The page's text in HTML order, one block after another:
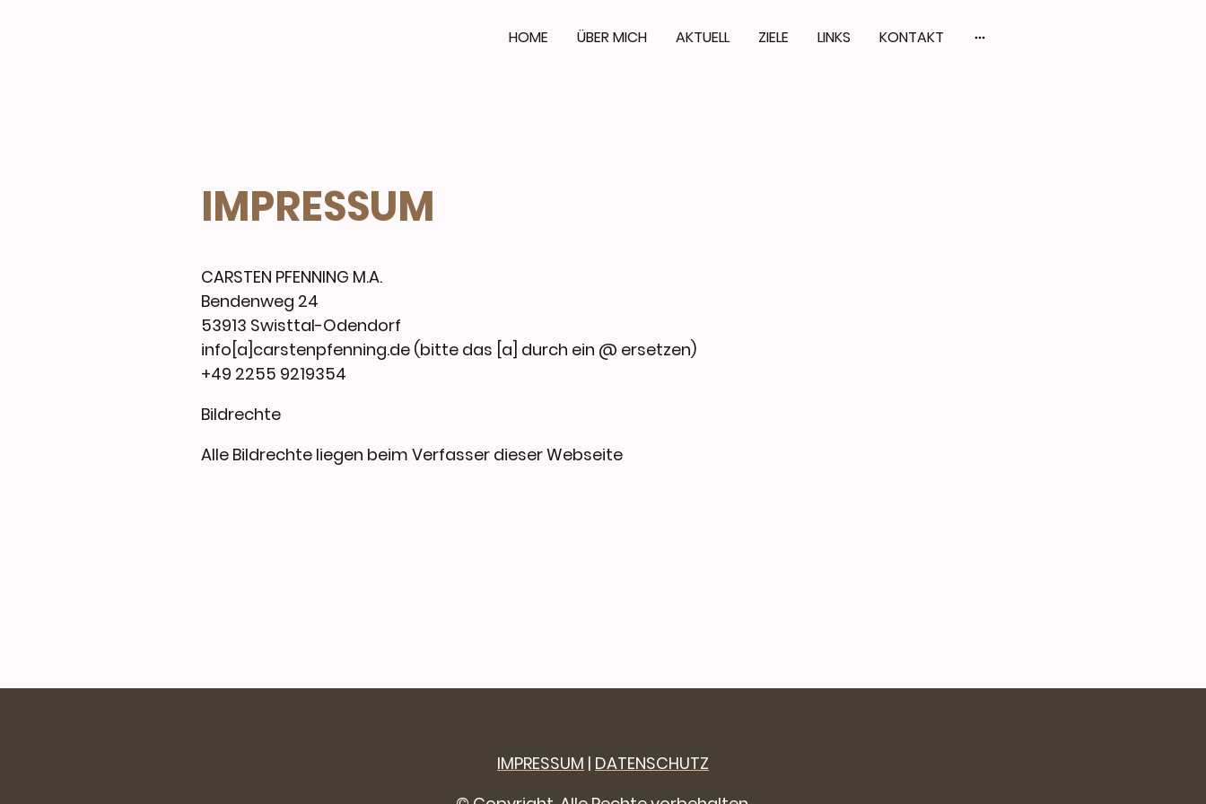
HOME ÜBER MICH AKTUELL ZIELE LINKS KONTAKT
IMPRESSUM
CARSTEN PFENNING M.A.
Bendenweg 24
53913 Swisttal-Odendorf
info[a]carstenpfenning.de (bitte das [a] durch ein @ ersetzen)
+49 2255 9219354
Bildrechte
Alle Bildrechte liegen beim Verfasser dieser Webseite
IMPRESSUM | DATENSCHUTZ